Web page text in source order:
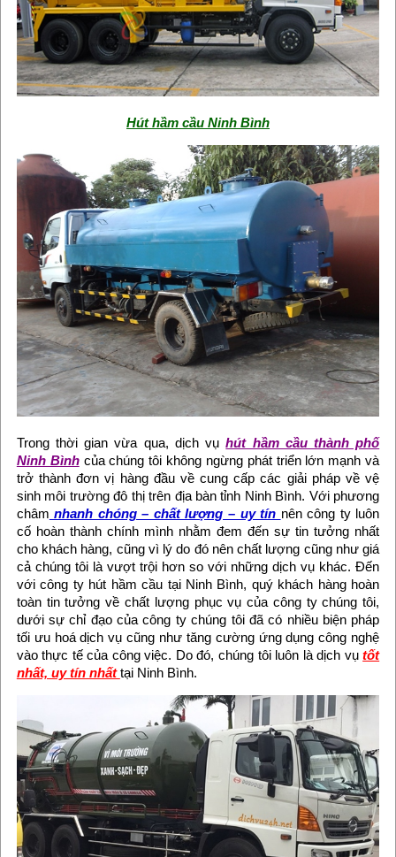
Hút hầm cầu Ninh Bình
Trong thời gian vừa qua, dịch vụhút hầm cầu thành phố
Ninh Bìnhcủa chúng tôi không ngừng phát triển lớn mạnh và
trở thành đơn vị hàng đầu về cung cấp các giải pháp về vệ
sinh môi trường đô thị trên địa bàn tỉnh Ninh Bình. Với phương
châm nhanh chóng – chất lượng – uy tín nên công ty luôn
cố hoàn thành chính mình nhằm đem đến sự tin tưởng nhất
cho khách hàng, cũng vì lý do đó nên chất lượng cũng như giá
cả chúng tôi là vượt trội hơn so với những dịch vụ khác. Đến
với công ty hút hầm cầu tại Ninh Bình, quý khách hàng hoàn
toàn tin tưởng về chất lượng phục vụ của công ty chúng tôi,
dưới sự chỉ đạo của công ty chúng tôi đã có nhiều biện pháp
tối ưu hoá dịch vụ cũng như tăng cường ứng dụng công nghệ
vào thực tế của công việc. Do đó, chúng tôi luôn là dịch vụtốt
nhất, uy tín nhấttại Ninh Bình.